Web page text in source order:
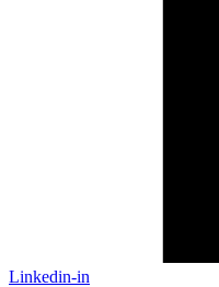
Linkedin-in